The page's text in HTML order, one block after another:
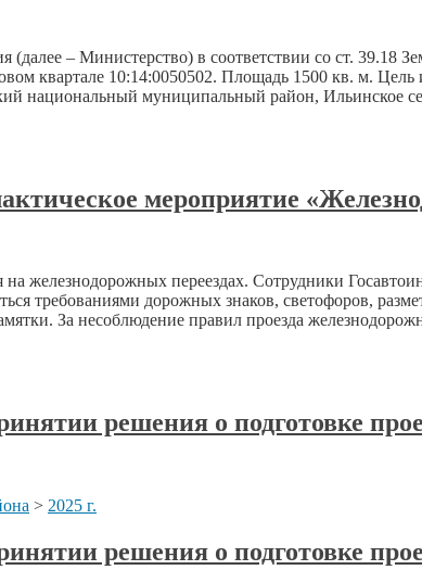
– Министерство) в соответствии со ст. 39.18
квартале 10:14:0050502. Площадь 1500 кв. м. Цель
национальный муниципальный район, Ильинское
мероприятие
железнодорожных переездах. Сотрудники
требованиями дорожных знаков, светофоров,
За несоблюдение правил проезда
решения о подготовке
> 2025 г.
решения о подготовке